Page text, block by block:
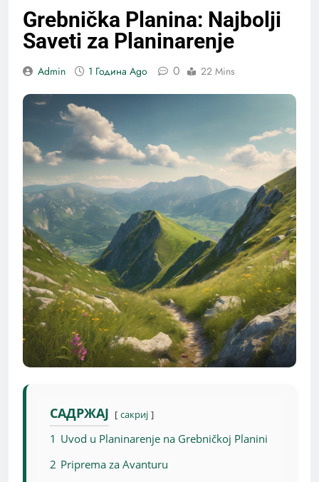
Grebnička Planina: Najbolji
Saveti za Planinarenje
Admin 1 Година Ago 0 22 Mins
САДРЖАЈ сакриј
1 Uvod u Planinarenje na Grebničkoj Planini
2 Priprema za Avanturu